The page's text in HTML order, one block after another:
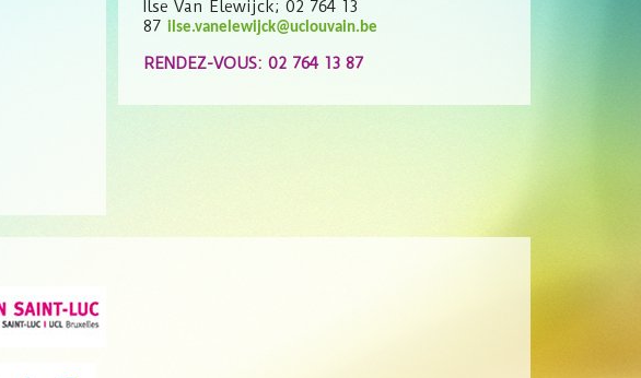
Ilse Van Elewijck; 02 764 13
87ilse.vanelewijck@uclouvain.be
RENDEZ-VOUS: 02 764 13 87